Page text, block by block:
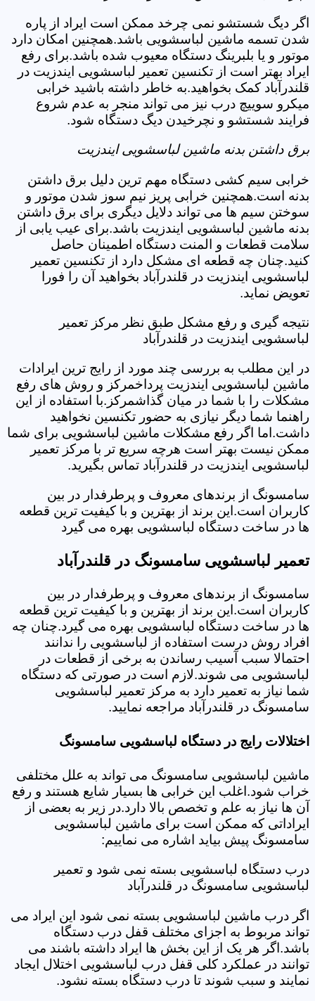
اگر دیگ شستشو نمی چرخد ممکن است ایراد از پاره
شدن تسمه ماشین لباسشویی باشد.همچنین امکان دارد
موتور و یا بلبرینگ دستگاه معیوب شده باشد.برای رفع
ایراد بهتر است از تکنسین تعمیر لباسشویی ایندزیت در
قلندرآباد کمک بخواهید.به خاطر داشته باشید خرابی
میکرو سوییچ درب نیز می تواند منجر به عدم شروع
فرایند شستشو و نچرخیدن دیگ دستگاه شود.
برق داشتن بدنه ماشین لباسشویی ایندزیت
خرابی سیم کشی دستگاه مهم ترین دلیل برق داشتن
بدنه است.همچنین خرابی پریز نیم سوز شدن موتور و
سوختن سیم ها می تواند دلایل دیگری برای برق داشتن
بدنه ماشین لباسشویی ایندزیت باشد.برای عیب یابی از
سلامت قطعات و المنت دستگاه اطمینان حاصل
کنید.چنان چه قطعه ای مشکل دارد از تکنسین تعمیر
لباسشویی ایندزیت در قلندرآباد بخواهید آن را فورا
تعویض نماید.
نتیجه گیری و رفع مشکل طبق نظر مرکز تعمیر
لباسشویی ایندزیت در قلندرآباد
در این مطلب به بررسی چند مورد از رایج ترین ایرادات
ماشین لباسشویی ایندزیت پرداخمرکز و روش های رفع
مشکلات را با شما در میان گذاشمرکز.با استفاده از این
راهنما شما دیگر نیازی به حضور تکنسین نخواهید
داشت.اما اگر رفع مشکلات ماشین لباسشویی برای شما
ممکن نیست بهتر است هرچه سریع تر با مرکز تعمیر
لباسشویی ایندزیت در قلندرآباد تماس بگیرید.
سامسونگ از برندهای معروف و پرطرفدار در بین
کاربران است.این برند از بهترین و با کیفیت ترین قطعه
ها در ساخت دستگاه لباسشویی بهره می گیرد
تعمیر لباسشویی سامسونگ در قلندرآباد
سامسونگ از برندهای معروف و پرطرفدار در بین
کاربران است.این برند از بهترین و با کیفیت ترین قطعه
ها در ساخت دستگاه لباسشویی بهره می گیرد.چنان چه
افراد روش درست استفاده از لباسشویی را ندانند
احتمالا سبب آسیب رساندن به برخی از قطعات در
لباسشویی می شوند.لازم است در صورتی که دستگاه
شما نیاز به تعمیر دارد به مرکز تعمیر لباسشویی
سامسونگ در قلندرآباد مراجعه نمایید.
اختلالات رایج در دستگاه لباسشویی سامسونگ
ماشین لباسشویی سامسونگ می تواند به علل مختلفی
خراب شود.اغلب این خرابی ها بسیار شایع هستند و رفع
آن ها نیاز به علم و تخصص بالا دارد.در زیر به بعضی از
ایراداتی که ممکن است برای ماشین لباسشویی
سامسونگ پیش بیاید اشاره می نماییم:
درب دستگاه لباسشویی بسته نمی شود و تعمیر
لباسشویی سامسونگ در قلندرآباد
اگر درب ماشین لباسشویی بسته نمی شود این ایراد می
تواند مربوط به اجزای مختلف قفل درب دستگاه
باشد.اگر هر یک از این بخش ها ایراد داشته باشند می
توانند در عملکرد کلی قفل درب لباسشویی اختلال ایجاد
نمایند و سبب شوند تا درب دستگاه بسته نشود.